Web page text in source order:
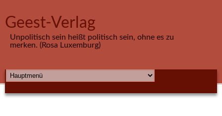
Geest-Verlag
Unpolitisch sein heißt politisch sein, ohne es zu
merken. (Rosa Luxemburg)
HAUPTMENÜ